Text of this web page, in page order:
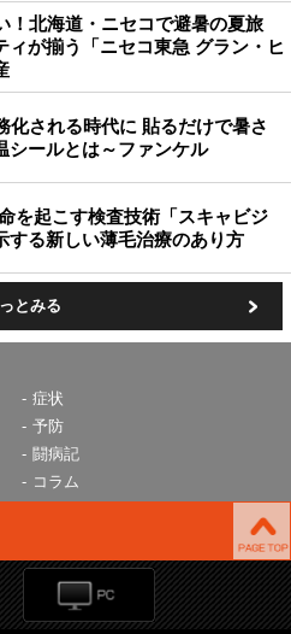
！北海道・ニセコで避暑の夏旅
ィが揃う「ニセコ東急 グラン・ヒ
化される時代に 貼るだけで暑さ
シールとは～ファンケル
を起こす検査技術「スキャビジ
する新しい薄毛治療のあり方
とみる
症状
予防
闘病記
コラム